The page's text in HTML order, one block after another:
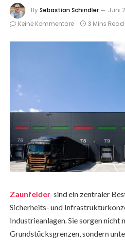
BySebastian Schindler
Juni
Keine Kommentare
3 Mins Read
Zaunfelder sind ein zentraler
Sicherheits- und
Industrieanlagen. Sie sorgen nicht
Grundstücksgrenzen, sondern